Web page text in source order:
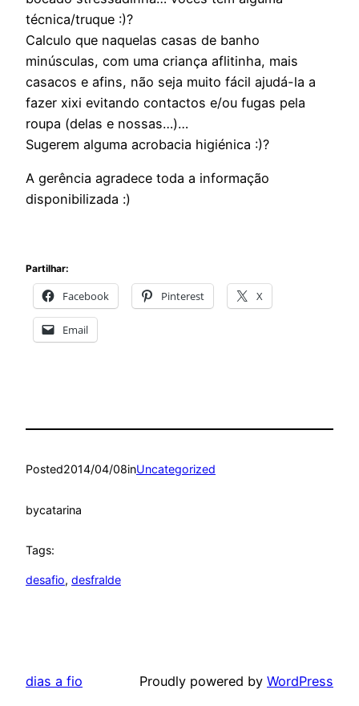
técnica/truque :)?
Calculo que naquelas casas de banho
minúsculas, com uma criança aflitinha, mais
casacos e afins, não seja muito fácil ajudá-la a
fazer xixi evitando contactos e/ou fugas pela
roupa (delas e nossas…)…
Sugerem alguma acrobacia higiénica :)?
A gerência agradece toda a informação
disponibilizada :)
Partilhar:
Facebook Pinterest X
Email
Posted2014/04/08inUncategorized
bycatarina
Tags:
desafio, desfralde
dias a fio Proudly powered by WordPress